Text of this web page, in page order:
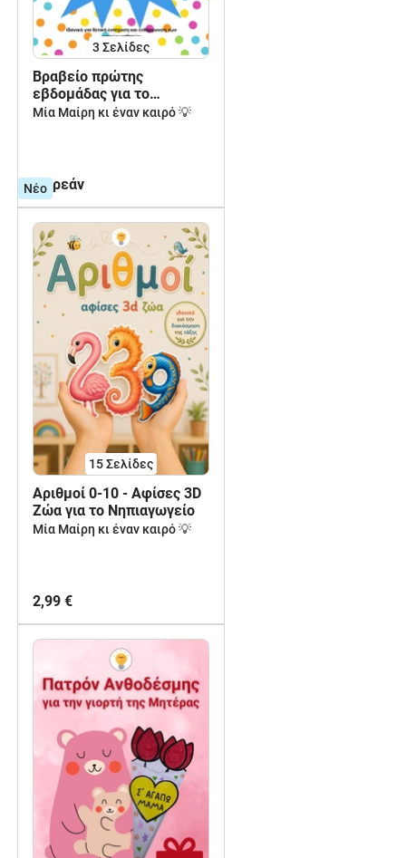
3 Σελίδες
Βραβείο πρώτης
εβδομάδας για το
Νηπιαγωγείο
Μία Μαίρη κι έναν καιρό 💡
δωρεάν
Νέο
15Σελίδες
Αριθμοί 0-10 - Αφίσες 3D
Ζώα για το Νηπιαγωγείο
Μία Μαίρη κι έναν καιρό 💡
2,99 €